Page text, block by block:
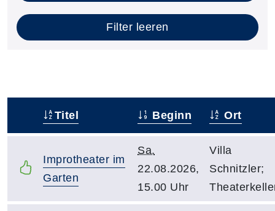
Filter leeren
Titel Beginn Ort
Improtheater im
Garten
Sa.
22.08.2026,
15.00 Uhr
Villa
Schnitzler;